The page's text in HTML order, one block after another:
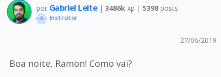
por Gabriel Leite | 3486k xp | 5398posts
Instrutor
27/06/2019
Boa noite, Ramon! Como vai?